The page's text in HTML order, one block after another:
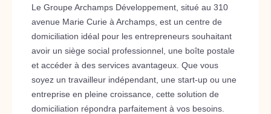
Le Groupe Archamps Développement, situé au 310
avenue Marie Curie à Archamps, est un centre de
domiciliation idéal pour les entrepreneurs souhaitant
avoir un siège social professionnel, une boîte postale
et accéder à des services avantageux. Que vous
soyez un travailleur indépendant, une start-up ou une
entreprise en pleine croissance, cette solution de
domiciliation répondra parfaitement à vos besoins.